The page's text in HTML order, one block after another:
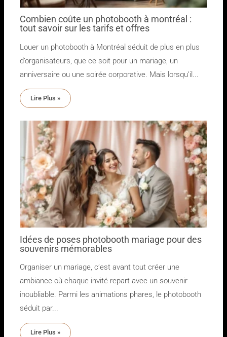
Combien coûte un photobooth à montréal :
tout savoir sur les tarifs et offres
Louer un photobooth à Montréal séduit de plus en plus
d’organisateurs, que ce soit pour un mariage, un
anniversaire ou une soirée corporative. Mais lorsqu’il...
Lire Plus »
Idées de poses photobooth mariage pour des
souvenirs mémorables
Organiser un mariage, c’est avant tout créer une
ambiance où chaque invité repart avec un souvenir
inoubliable. Parmi les animations phares, le photobooth
séduit par...
Lire Plus »